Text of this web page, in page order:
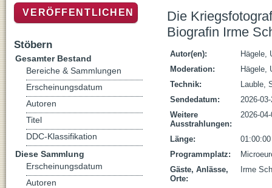
Die
Biografin Irme
Autor(en):
Hägele,
Moderation:
Hägele,
Technik:
Lauble,
Sendedatum:
2026-
Weitere
Ausstrahlungen:
2026-
Länge:
01:00:00
Programmplatz:
Gäste, Anlässe,
Orte:
Irme
VERÖFFENTLICHEN
Stöbern
Gesamter Bestand
Bereiche & Sammlungen
Erscheinungsdatum
Autoren
Titel
DDC-Klassifikation
Diese Sammlung
Erscheinungsdatum
Autoren